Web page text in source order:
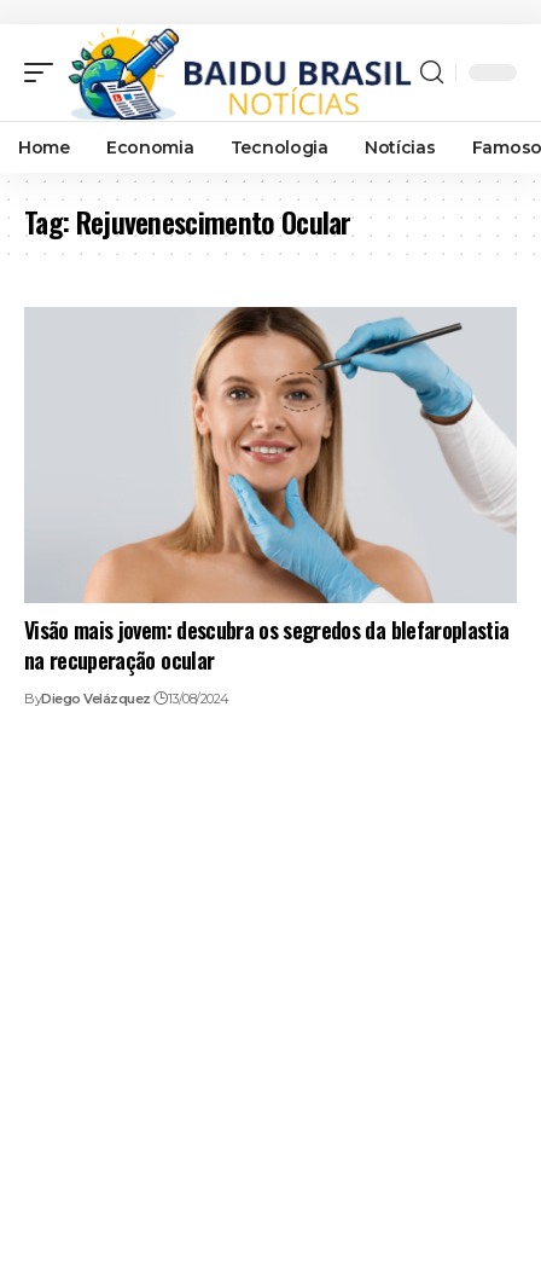
Home Economia Tecnologia Notícias
Tag:Rejuvenescimento Ocular
Visão mais jovem: descubra os segredos da blefaroplastia
na recuperação ocular
ByDiego Velázquez 13/08/2024